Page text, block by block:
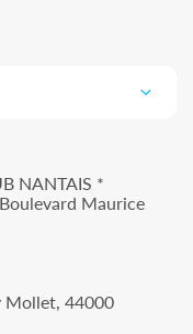
NANTAIS *
Maurice
Mollet, 44000